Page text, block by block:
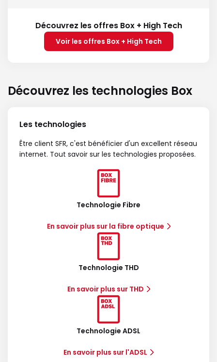
Découvrez les offres Box + High Tech
Voir les offres Box + High Tech
Découvrez les technologies Box
Les technologies
Être client SFR, c'est bénéficier d'un excellent réseau
internet. Tout savoir sur les technologies proposées.
Technologie Fibre
En savoir plus sur la fibre optique
Technologie THD
En savoir plus sur THD
Technologie ADSL
En savoir plus sur l'ADSL